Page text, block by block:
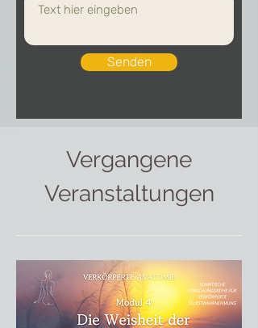
Senden
Vergangene
Veranstaltungen